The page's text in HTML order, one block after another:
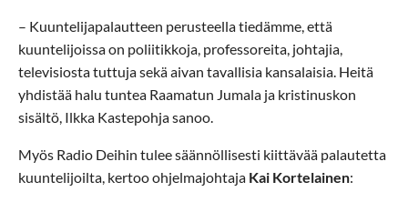
– Kuuntelijapalautteen perusteella tiedämme, että
kuuntelijoissa on poliitikkoja, professoreita, johtajia,
televisiosta tuttuja sekä aivan tavallisia kansalaisia. Heitä
yhdistää halu tuntea Raamatun Jumala ja kristinuskon
sisältö, Ilkka Kastepohja sanoo.
Myös Radio Deihin tulee säännöllisesti kiittävää palautetta
kuuntelijoilta, kertoo ohjelmajohtaja Kai Kortelainen: